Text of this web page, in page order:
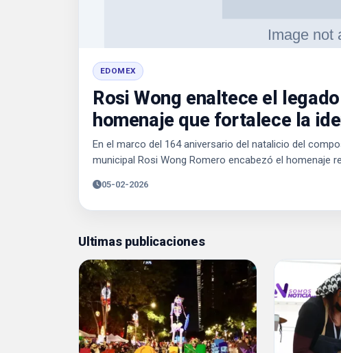
EDOMEX
Rosi Wong enaltece el
homenaje que fortalece la
En el marco del 164 aniversario del natalicio del
municipal Rosi Wong Romero encabezó el homenaje
05-02-2026
Ultimas publicaciones